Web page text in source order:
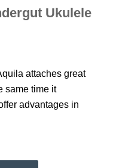
Ukulele
attaches great
same time it
advantages in